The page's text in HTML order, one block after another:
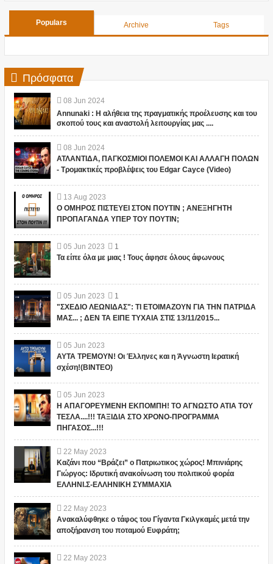
Populars Archive Tags
Πρόσφατα
08 Jun 2024
Annunaki : Η αλήθεια της πραγματικής προέλευσης και του
σκοπού τους και αναστολή λειτουργίας μας ....
08 Jun 2024
ΑΤΛΑΝΤΙΔΑ, ΠΑΓΚΟΣΜΙΟΙ ΠΟΛΕΜΟΙ ΚΑΙ ΑΛΛΑΓΗ ΠΟΛΩΝ
- Τρομακτικές προβλέψεις του Edgar Cayce (Video)
13 Aug 2023
Ο ΟΜΗΡΟΣ ΠΙΣΤΕΥΕΙ ΣΤΟΝ ΠΟΥΤΙΝ ; ΑΝΕΞΗΓΗΤΗ
ΠΡΟΠΑΓΑΝΔΑ ΥΠΕΡ ΤΟΥ ΠΟΥΤΙΝ;
05 Jun 2023
1
Τα είπε όλα με μιας ! Τους άφησε όλους άφωνους
05 Jun 2023
1
"ΣΧΕΔΙΟ ΛΕΩΝΙΔΑΣ": ΤΙ ΕΤΟΙΜΑΖΟΥΝ ΓΙΑ ΤΗΝ ΠΑΤΡΙΔΑ
ΜΑΣ... ; ΔΕΝ ΤΑ ΕΙΠΕ ΤΥΧΑΙΑ ΣΤΙΣ 13/11/2015...
05 Jun 2023
ΑΥΤΑ ΤΡΕΜΟΥΝ! Οι Έλληνες και η Άγνωστη Ιερατική
σχέση!(ΒΙΝΤΕΟ)
05 Jun 2023
Η ΑΠΑΓΟΡΕΥΜΕΝΗ ΕΚΠΟΜΠΗ! ΤΟ ΑΓΝΩΣΤΟ ΑΤΙΑ ΤΟΥ
ΤΕΣΛΑ....!!! ΤΑΞΙΔΙΑ ΣΤΟ ΧΡΟΝΟ-ΠΡΟΓΡΑΜΜΑ
ΠΗΓΑΣΟΣ...!!!
22 May 2023
Καζάνι που “Βράζει” ο Πατριωτικος χώρος! Μπινιάρης
Γιώργος: Ιδρυτική ανακοίνωση του πολιτικού φορέα
ΕΛΛΗΝΙ.Σ-ΕΛΛΗΝΙΚΗ ΣΥΜΜΑΧΙΑ
22 May 2023
Ανακαλύφθηκε ο τάφος του Γίγαντα Γκιλγκαμές μετά την
αποξήρανση του ποταμού Ευφράτη;
22 May 2023